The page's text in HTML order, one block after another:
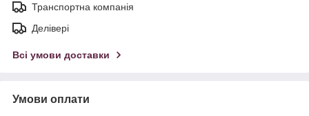
Транспортна компанія
Делівері
Всі умови доставки
Умови оплати